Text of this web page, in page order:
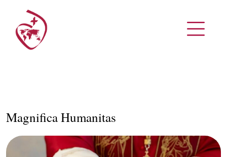
Magnifica Humanitas